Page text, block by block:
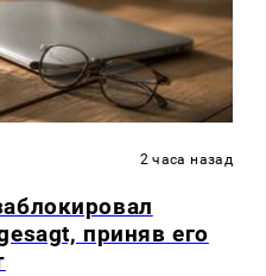
2 часа назад
приняв его